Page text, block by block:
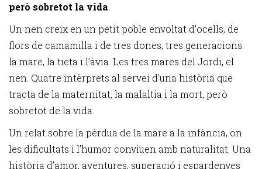
però sobretot la vida
Un nen creix en un petit poble envoltat d’ocells, de
flors de camamilla i de tres dones, tres generacions:
la mare, la tieta i l’àvia. Les tres mares del Jordi, el
nen. Quatre intèrprets al servei d’una història que
tracta de la maternitat, la malaltia i la mort, però
sobretot de la vida.
Un relat sobre la pèrdua de la mare a la infància, on
les dificultats i l’humor conviuen amb naturalitat. Una
història d’amor, aventures, superació i espardenyes